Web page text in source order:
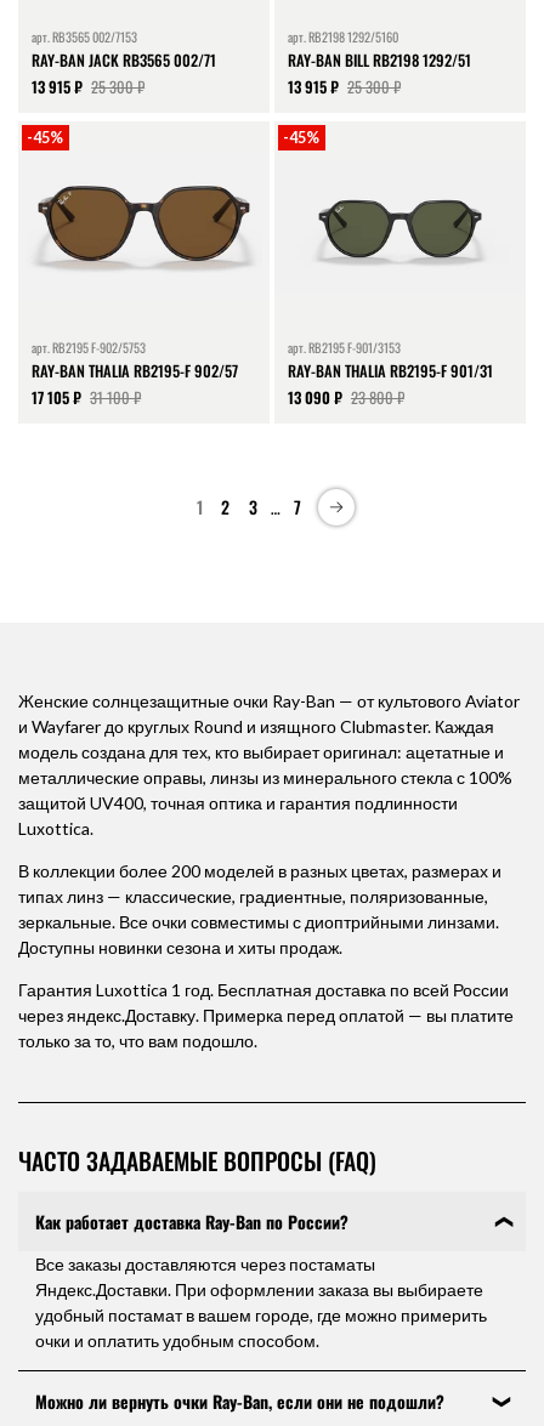
арт.RB3565 002/7153
RAY-BAN JACK RB3565 002/71
13 915 ₽ 25 300 ₽
арт.RB2198 1292/5160
RAY-BAN BILL RB2198 1292/51
13 915 ₽ 25 300 ₽
-45%
арт.RB2195 F-902/5753
RAY-BAN THALIA RB2195-F 902/57
17 105 ₽ 31 100 ₽
-45%
арт. RB2195 F-901/3153
RAY-BAN THALIA RB2195-F 901/31
13 090 ₽ 23 800 ₽
1 2 3 … 7
Женские солнцезащитные очки Ray-Ban — от культового Aviator
и Wayfarer до круглых Round и изящного Clubmaster. Каждая
модель создана для тех, кто выбирает оригинал: ацетатные и
металлические оправы, линзы из минерального стекла с 100%
защитой UV400, точная оптика и гарантия подлинности
Luxottica.
В коллекции более 200 моделей в разных цветах, размерах и
типах линз — классические, градиентные, поляризованные,
зеркальные. Все очки совместимы с диоптрийными линзами.
Доступны новинки сезона и хиты продаж.
Гарантия Luxottica 1 год. Бесплатная доставка по всей России
через яндекс.Доставку. Примерка перед оплатой — вы платите
только за то, что вам подошло.
ЧАСТО ЗАДАВАЕМЫЕ ВОПРОСЫ (FAQ)
Как работает доставка Ray-Ban по России?
Все заказы доставляются через постаматы
Яндекс.Доставки. При оформлении заказа вы выбираете
удобный постамат в вашем городе, где можно примерить
очки и оплатить удобным способом.
Можно ли вернуть очки Ray-Ban, если они не подошли?